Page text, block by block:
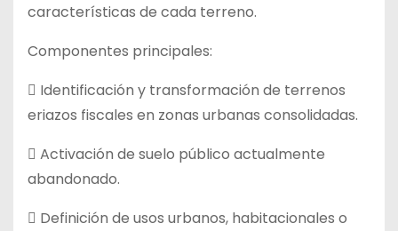
características de cada terreno.
Componentes principales:
 Identificación y transformación de terrenos
eriazos fiscales en zonas urbanas consolidadas.
 Activación de suelo público actualmente
abandonado.
 Definición de usos urbanos, habitacionales o